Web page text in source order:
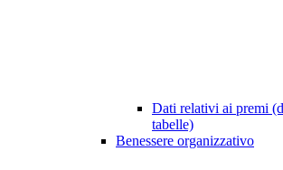
Dati relativi ai premi
tabelle)
Benessere organizzativo